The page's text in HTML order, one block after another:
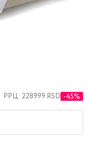
РРЦ: 228999 RSD -45%